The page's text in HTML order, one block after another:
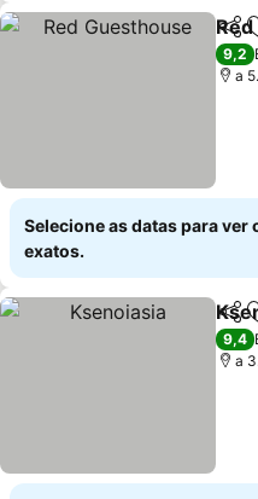
9,2
a
Selecione as datas para ver
exatos.
9,4
a